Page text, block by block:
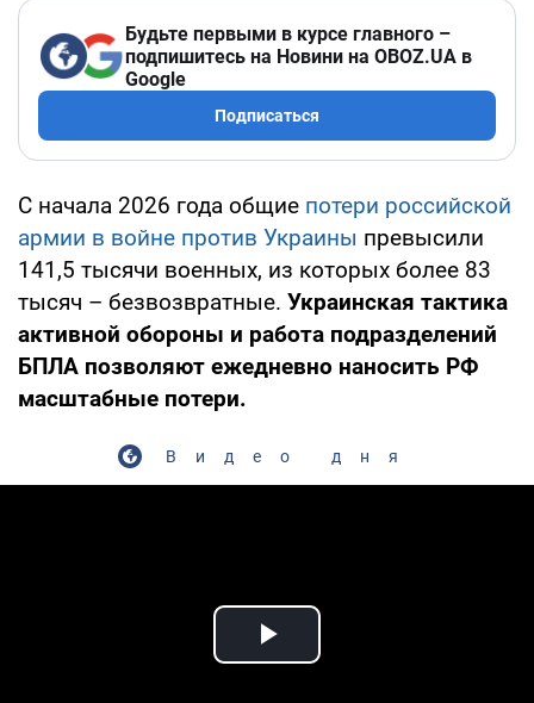
Будьте первыми в курсе главного –
подпишитесь на Новини на OBOZ.UA в
Google
Подписаться
С начала 2026 года общие потери российской
армии в войне против Украины превысили
141,5 тысячи военных, из которых более 83
тысяч – безвозвратные. Украинская тактика
активной обороны и работа подразделений
БПЛА позволяют ежедневно наносить РФ
масштабные потери.
Видео дня
Play Video